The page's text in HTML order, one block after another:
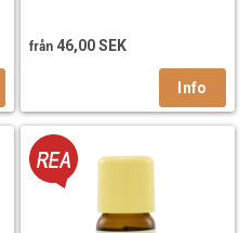
från 46,00 SEK